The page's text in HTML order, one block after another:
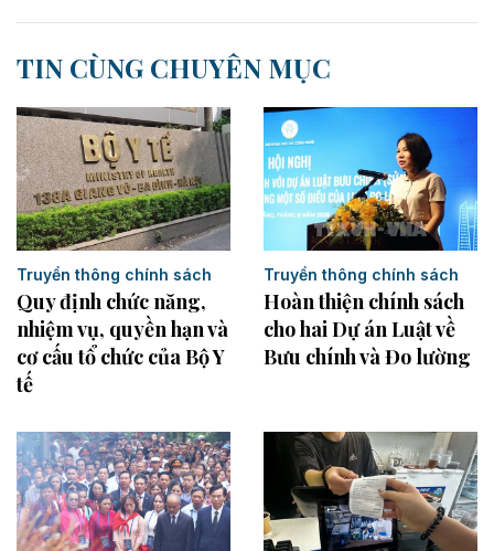
TIN CÙNG CHUYÊN MỤC
Truyền thông chính sách
Quy định chức năng,
nhiệm vụ, quyền hạn và
cơ cấu tổ chức của Bộ Y
tế
Truyền thông chính sách
Hoàn thiện chính sách
cho hai Dự án Luật về
Bưu chính và Đo lường